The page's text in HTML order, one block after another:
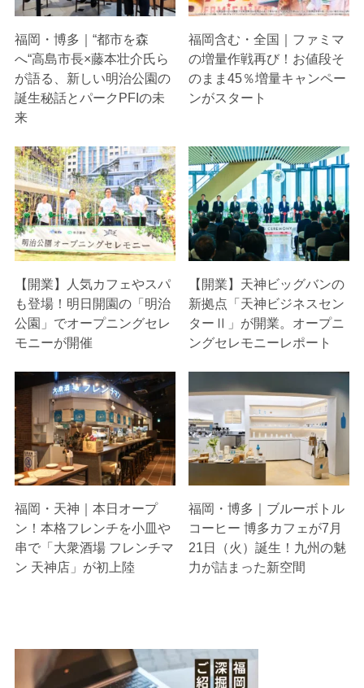
福岡・博多｜“都市を森
へ“高島市長×藤本壮介氏ら
が語る、新しい明治公園の
誕生秘話とパークPFIの未
来
福岡含む・全国｜ファミマ
の増量作戦再び！お値段そ
のまま45％増量キャンペー
ンがスタート
【開業】人気カフェやスパ
も登場！明日開園の「明治
公園」でオープニングセレ
モニーが開催
【開業】天神ビッグバンの
新拠点「天神ビジネスセン
ターⅡ」が開業。オープニ
ングセレモニーレポート
福岡・天神｜本日オープ
ン！本格フレンチを小皿や
串で「大衆酒場 フレンチマ
ン 天神店」が初上陸
福岡・博多｜ブルーボトル
コーヒー 博多カフェが7月
21日（火）誕生！九州の魅
力が詰まった新空間